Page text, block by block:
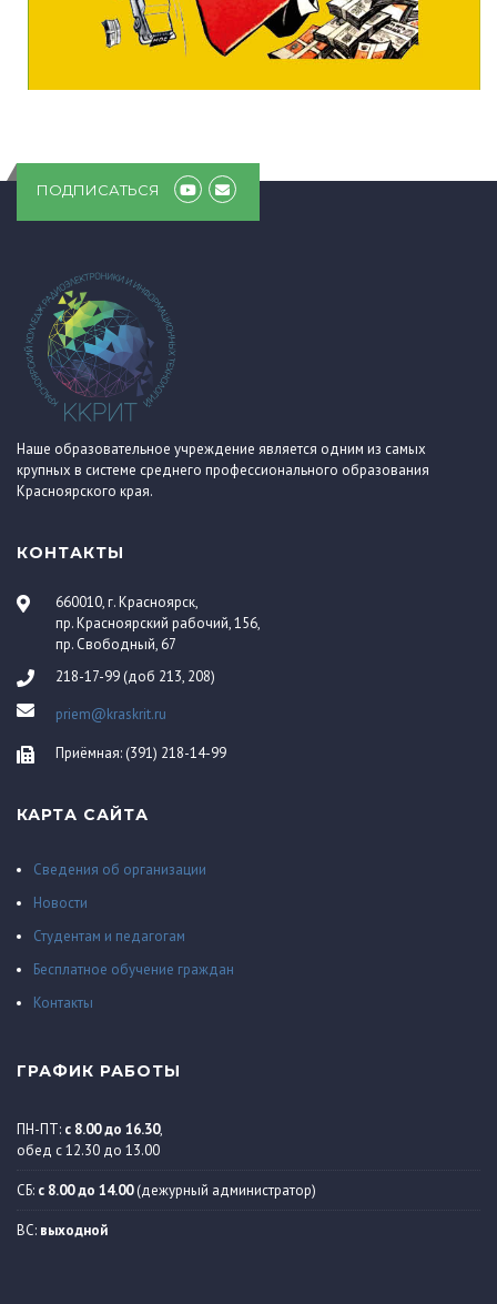
ПОДПИСАТЬСЯ
Наше образовательное учреждение является одним из самых
крупных в системе среднего профессионального образования
Красноярского края.
КОНТАКТЫ
660010, г. Красноярск,
пр. Красноярский рабочий, 156,
пр. Свободный, 67
218-17-99 (доб 213, 208)
priem@kraskrit.ru
Приёмная: (391) 218-14-99
КАРТА САЙТА
Сведения об организации
Новости
Студентам и педагогам
Бесплатное обучение граждан
Контакты
ГРАФИК РАБОТЫ
ПН-ПТ: с 8.00 до 16.30,
обед с 12.30 до 13.00
СБ: с 8.00 до 14.00(дежурный администратор)
ВС: выходной